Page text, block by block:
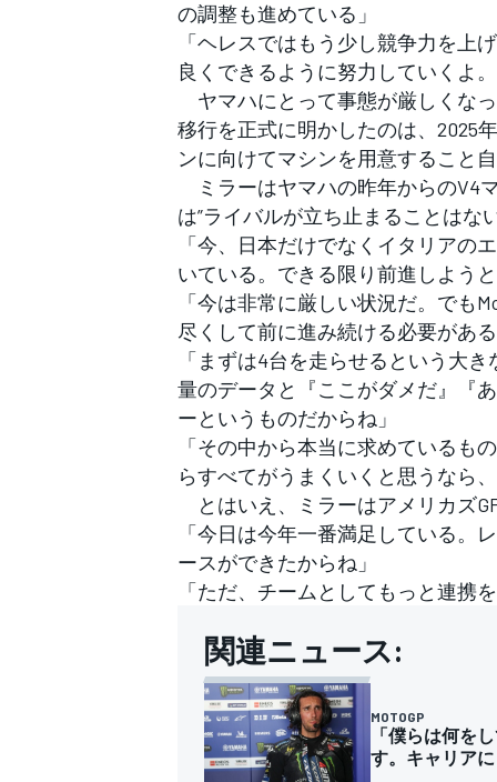
の調整も進めている」
「ヘレスではもう少し競争力を上
良くできるように努力していくよ
ヤマハにとって事態が厳しくな
移行を正式に明かしたのは、2025
ンに向けてマシンを用意すること
ミラーはヤマハの昨年からのV4
は”ライバルが立ち止まることはな
「今、日本だけでなくイタリアの
いている。できる限り前進しよう
「今は非常に厳しい状況だ。でも
尽くして前に進み続ける必要があ
「まずは4台を走らせるという大
量のデータと『ここがダメだ』『
ーというものだからね」
「その中から本当に求めているも
らすべてがうまくいくと思うなら
とはいえ、ミラーはアメリカズ
「今日は今年一番満足している。
ースができたからね」
「ただ、チームとしてもっと連携
関連ニュース:
MOTOGP
「僕らは何を
す。キャリア